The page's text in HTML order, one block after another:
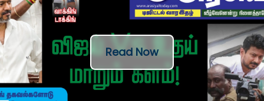
Read Now